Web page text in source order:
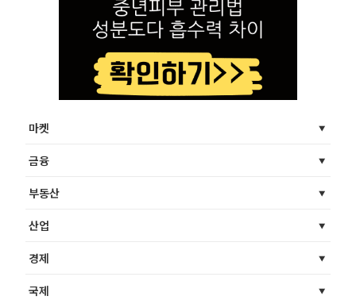
마켓
금융
부동산
산업
경제
국제